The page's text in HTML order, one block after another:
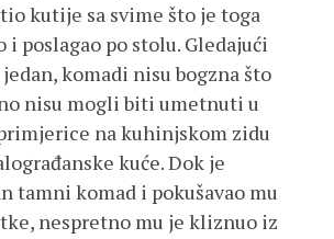
kutije sa svime što je toga
i poslagao po stolu. Gledajući
komadi nisu bogzna što
nisu mogli biti umetnuti u
na kuhinjskom zidu
kuće. Dok je
tamni komad i pokušavao mu
nespretno mu je kliznuo iz